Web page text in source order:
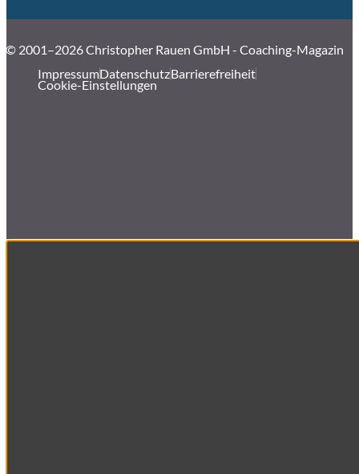
© 2001–2026 Christopher Rauen GmbH - Coaching-Magazin
ImpressumDatenschutzBarrierefreiheit
Cookie-Einstellungen